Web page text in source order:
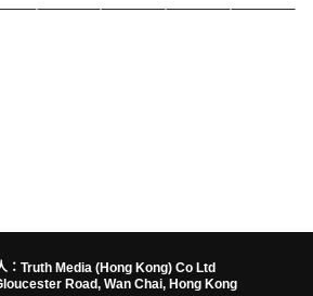
：Truth Media (Hong Kong) Co Ltd
Road, Wan Chai, Hong Kong